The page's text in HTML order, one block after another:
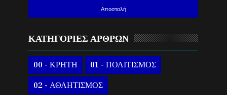
ΚΑΤΗΓΟΡΙΕΣ ΑΡΘΡΩΝ
00 - ΚΡΗΤΗ 01 - ΠΟΛΙΤΙΣΜΟΣ
02 - ΑΘΛΗΤΙΣΜΟΣ